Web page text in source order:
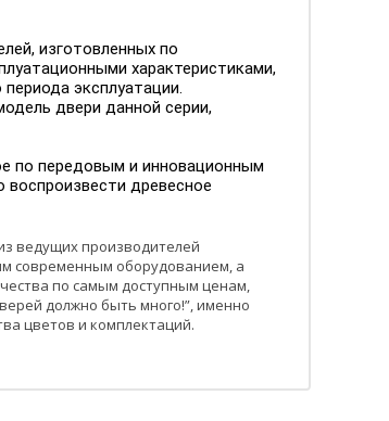
изготовленных по
характеристиками,
эксплуатации.
двери данной серии,
по передовым и инновационным
древесное
ведущих производителей
современным оборудованием, а
по самым доступным ценам,
должно быть много!”, именно
цветов и комплектаций.